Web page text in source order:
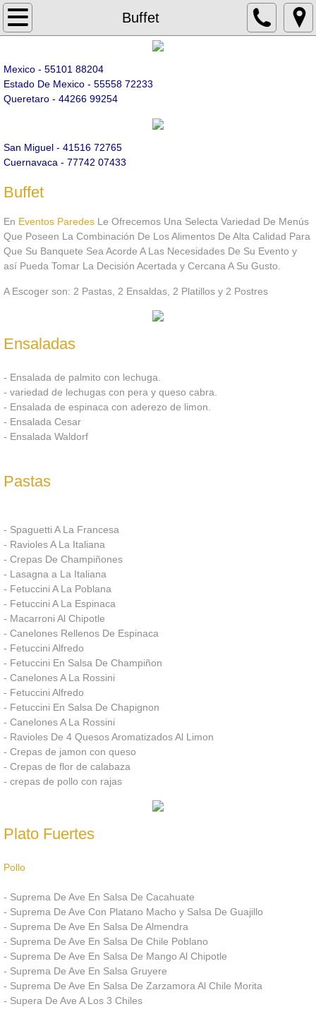
Buffet
Inicio
Renta De Mobiliario
Sillas Tiffany
Sillas Avant Garde
Sillas Bamboo
Sillas Tolix
Sillas Luis Xv
Sillas Cross Back
Sillas Acojinadas
Sillas Infantiles
Mesas
Mesas De Espejo
Mesas De Cristal
Mesas De Marmol
Mesas Serpentina
Mesas De Madera
Mesas De Herreria
Mesas Plegables
Salas
Salas Lounge
Mexico - 55101 88204
Estado De Mexico - 55558 72233
Queretaro - 44266 99254
San Miguel - 41516 72765
​Cuernavaca - 77742 07433
Buffet
En Eventos Paredes Le Ofrecemos Una Selecta Variedad De Menús
Que Poseen La Combinación De Los Alimentos De Alta Calidad Para
Que Su Banquete Sea Acorde A Las Necesidades De Su Evento y
así Pueda Tomar La Decisión Acertada y Cercana A Su Gusto.
A Escoger son: 2 Pastas, 2 Ensaldas, 2 Platillos y 2 Postres
Ensaladas
- Ensalada de palmito con lechuga.
- variedad de lechugas con pera y queso cabra.
- Ensalada de espinaca con aderezo de limon.
- Ensalada Cesar
- Ensalada Waldorf
Pastas
- Spaguetti A La Francesa
- Ravioles A La Italiana
- Crepas De Champiñones
- Lasagna a La Italiana
- Fetuccini A La Poblana
- Fetuccini A La Espinaca
- Macarroni Al Chipotle
- Canelones Rellenos De Espinaca
- Fetuccini Alfredo
- Fetuccini En Salsa De Champiñon
- Canelones A La Rossini
- Fetuccini Alfredo
- Fetuccini En Salsa De Chapignon
- Canelones A La Rossini
- Ravioles De 4 Quesos Aromatizados Al Limon
- Crepas de jamon con queso
- Crepas de flor de calabaza
- crepas de pollo con rajas
Plato Fuertes
Pollo
- Suprema De Ave En Salsa De Cacahuate
- Suprema De Ave Con Platano Macho y Salsa De Guajillo
- Suprema De Ave En Salsa De Almendra
- Suprema De Ave En Salsa De Chile Poblano
- Suprema De Ave En Salsa De Mango Al Chipotle
- Suprema De Ave En Salsa Gruyere
- Suprema De Ave En Salsa De Zarzamora Al Chile Morita
- Supera De Ave A Los 3 Chiles